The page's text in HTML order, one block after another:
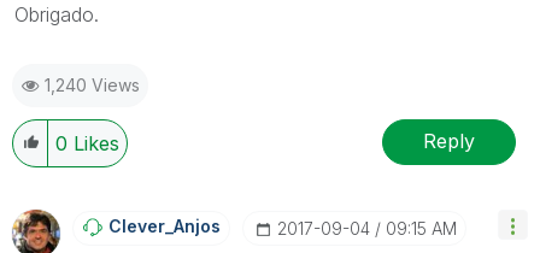
Obrigado.
1,240 Views
0 Likes Reply
Clever_Anjos ‎2017-09-04 09:15 AM